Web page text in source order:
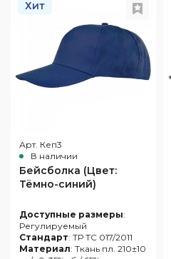
Хит
Арт. Кеп3
В наличии
Бейсболка (Цвет:
Тёмно-синий)
Доступные размеры:
Регулируемый
Стандарт: ТР ТС 017/2011
Материал: Ткань пл. 210±10